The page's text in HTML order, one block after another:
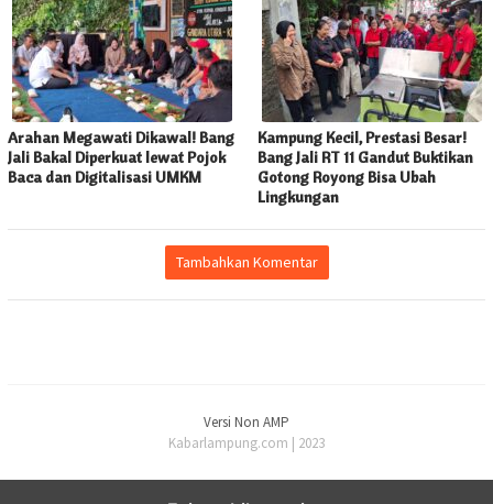
Arahan Megawati Dikawal! Bang
Jali Bakal Diperkuat lewat Pojok
Baca dan Digitalisasi UMKM
Kampung Kecil, Prestasi Besar!
Bang Jali RT 11 Gandut Buktikan
Gotong Royong Bisa Ubah
Lingkungan
Tambahkan Komentar
Versi Non AMP
Kabarlampung.com | 2023